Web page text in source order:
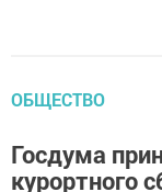
ОБЩЕСТВО
Госдума
курортного